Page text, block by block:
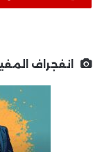
انفجراف